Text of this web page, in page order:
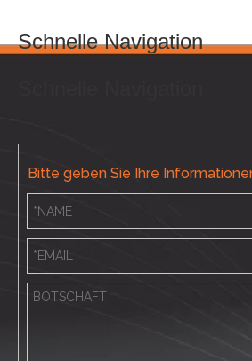
Schnelle Navigation
Bitte geben Sie Ihre